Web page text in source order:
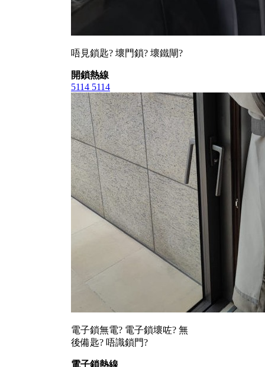
唔見鎖匙? 壞門鎖? 壞鐵閘?
開鎖熱線
5114 5114
電子鎖無電? 電子鎖壞咗? 無
後備匙? 唔識鎖門?
電子鎖熱線